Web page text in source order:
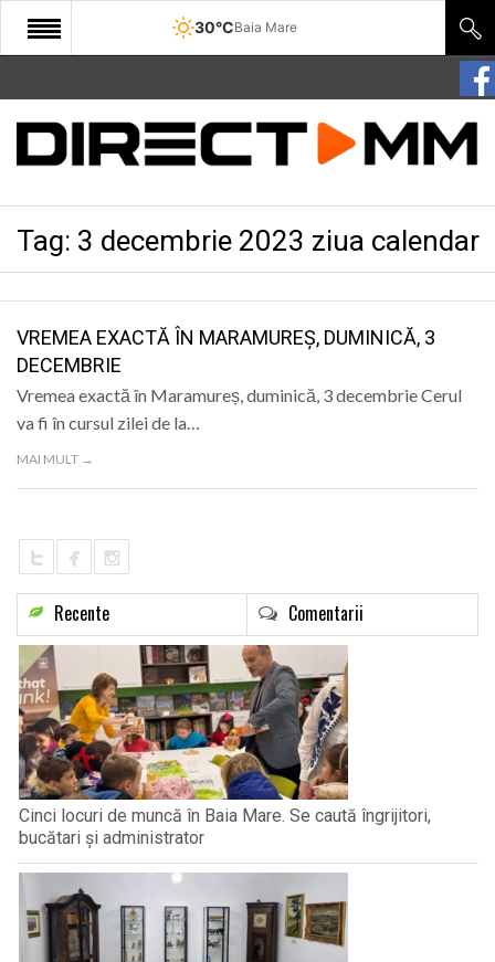
30°CBaia Mare
START
COMUNITATE
CULTURA
SANATATE
SPORT
SPECIAL
POLITIC
Tag: 3 decembrie 2023 ziua calendar
VREMEA EXACTĂ ÎN MARAMUREȘ, DUMINICĂ, 3
DECEMBRIE
Vremea exactă în Maramureș, duminică, 3 decembrie Cerul
va fi în cursul zilei de la…
MAI MULT →
Recente Comentarii
Cinci locuri de muncă în Baia Mare. Se caută îngrijitori,
bucătari și administrator